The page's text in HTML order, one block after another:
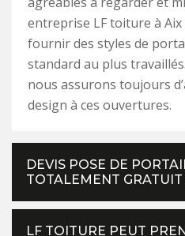
entreprise LF toiture à
fournir des styles de
standard au plus
nous assurons toujours
design à ces ouvertures.
DEVIS POSE DE
TOTALEMENT
LF TOITURE PEUT